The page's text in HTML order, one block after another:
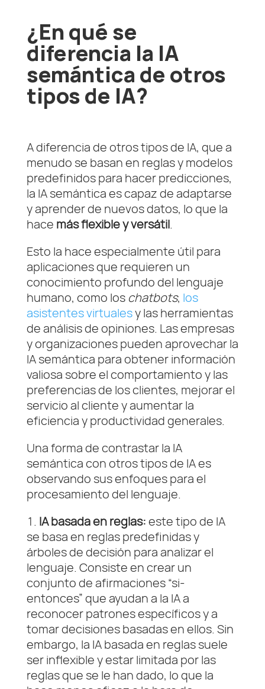
¿En qué se
diferencia la IA
semántica de otros
tipos de IA?
A diferencia de otros tipos de IA, que a
menudo se basan en reglas y modelos
predefinidos para hacer predicciones,
la IA semántica es capaz de adaptarse
y aprender de nuevos datos, lo que la
hace más flexible y versátil.
Esto la hace especialmente útil para
aplicaciones que requieren un
conocimiento profundo del lenguaje
humano, como los chatbots, los
asistentes virtualesy las herramientas
de análisis de opiniones. Las empresas
y organizaciones pueden aprovechar la
IA semántica para obtener información
valiosa sobre el comportamiento y las
preferencias de los clientes, mejorar el
servicio al cliente y aumentar la
eficiencia y productividad generales.
Una forma de contrastar la IA
semántica con otros tipos de IA es
observando sus enfoques para el
procesamiento del lenguaje.
IA basada en reglas:este tipo de IA
se basa en reglas predefinidas y
árboles de decisión para analizar el
lenguaje. Consiste en crear un
conjunto de afirmaciones “si-
entonces” que ayudan a la IA a
reconocer patrones específicos y a
tomar decisiones basadas en ellos. Sin
embargo, la IA basada en reglas suele
ser inflexible y estar limitada por las
reglas que se le han dado, lo que la